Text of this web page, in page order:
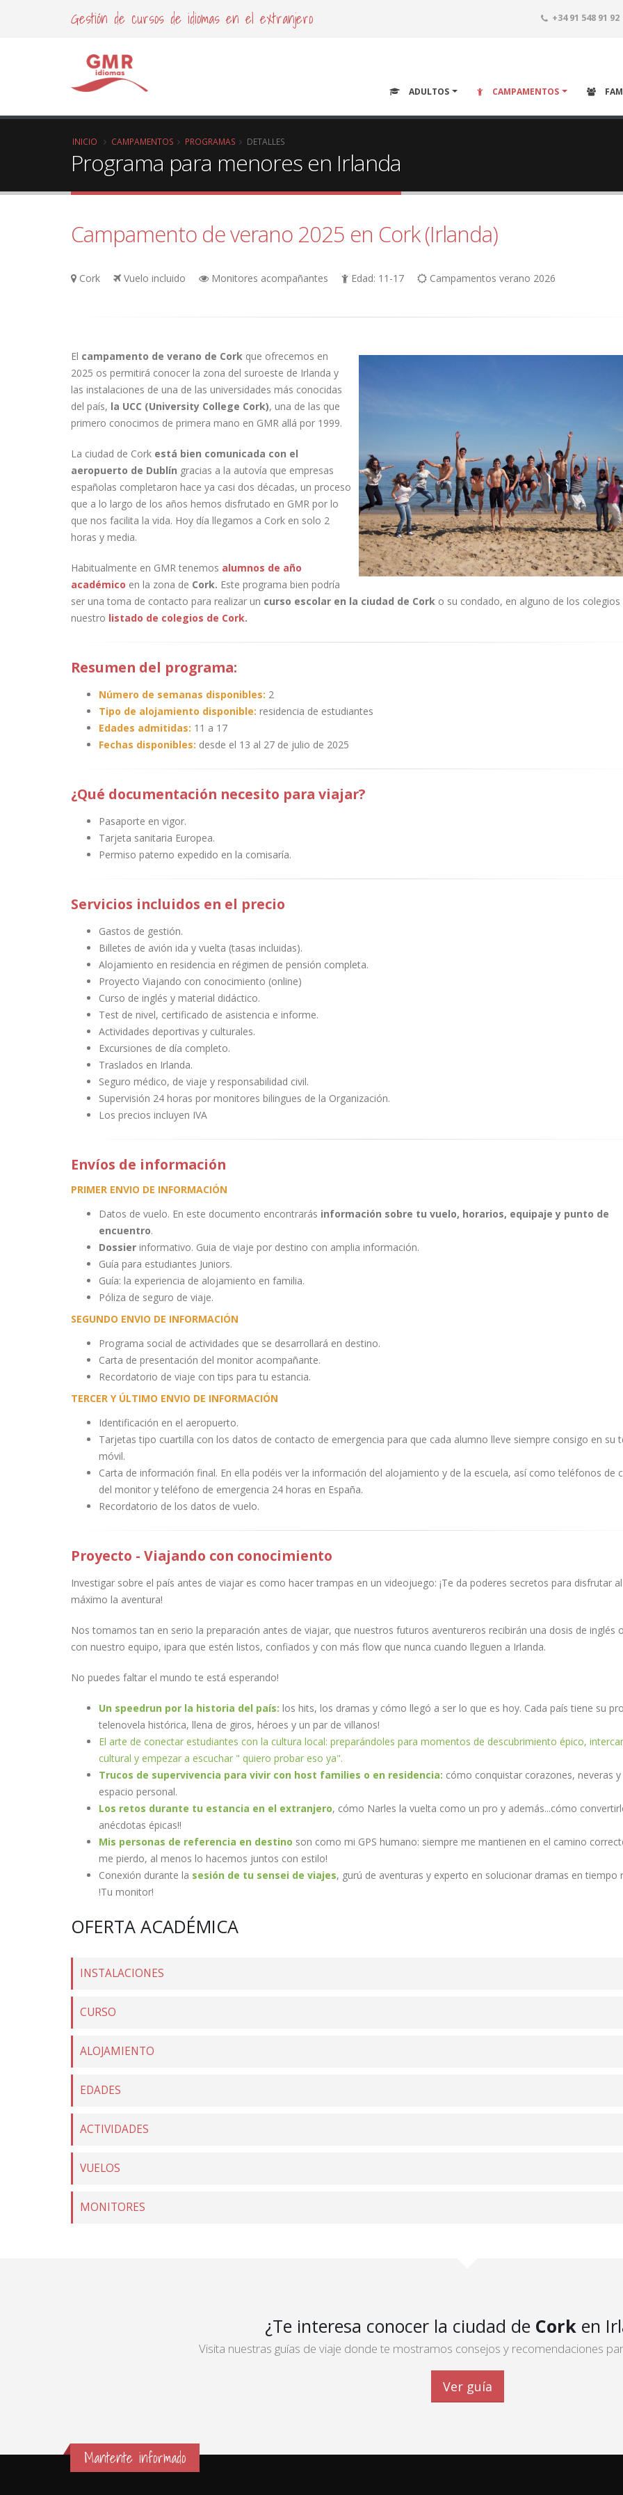
Gestión de cursos de idiomas en el extranjero +34 91 548 91 92
ADULTOS CAMPAMENTOS
INICIO CAMPAMENTOS PROGRAMAS DETALLES
Programa para menores en Irlanda
Campamento de verano 2025 en Cork (Irlanda)
Cork Vuelo incluido Monitores acompañantes Edad: 11-17 Campamentos verano 2026
El campamento de verano de Cork que ofrecemos en
2025 os permitirá conocer la zona del suroeste de Irlanda y
las instalaciones de una de las universidades más conocidas
del país, la UCC (University College Cork), una de las que
primero conocimos de primera mano en GMR allá por 1999.
La ciudad de Cork está bien comunicada con el
aeropuerto de Dublín gracias a la autovía que empresas
españolas completaron hace ya casi dos décadas, un proceso
que a lo largo de los años hemos disfrutado en GMR por lo
que nos facilita la vida. Hoy día llegamos a Cork en solo 2
horas y media.
Habitualmente en GMR tenemos alumnos de año
académico en la zona de Cork. Este programa bien podría
ser una toma de contacto para realizar un curso escolar en la ciudad de Cork o su condado, en alguno de los colegios
nuestro listado de colegios de Cork.
Resumen del programa:
Número de semanas disponibles: 2
Tipo de alojamiento disponible: residencia de estudiantes
Edades admitidas: 11 a 17
Fechas disponibles: desde el 13 al 27 de julio de 2025
¿Qué documentación necesito para viajar?
Pasaporte en vigor.
Tarjeta sanitaria Europea.
Permiso paterno expedido en la comisaría.
Servicios incluidos en el precio
Gastos de gestión.
Billetes de avión ida y vuelta (tasas incluidas).
Alojamiento en residencia en régimen de pensión completa.
Proyecto Viajando con conocimiento (online)
Curso de inglés y material didáctico.
Test de nivel, certificado de asistencia e informe.
Actividades deportivas y culturales.
Excursiones de día completo.
Traslados en Irlanda.
Seguro médico, de viaje y responsabilidad civil.
Supervisión 24 horas por monitores bilingues de la Organización.
Los precios incluyen IVA
Envíos de información
PRIMER ENVIO DE INFORMACIÓN
Datos de vuelo. En este documento encontrarás información sobre tu vuelo, horarios, equipaje y punto de
encuentro.
Dossier informativo. Guia de viaje por destino con amplia información.
Guía para estudiantes Juniors.
Guía: la experiencia de alojamiento en familia.
Póliza de seguro de viaje.
SEGUNDO ENVIO DE INFORMACIÓN
Programa social de actividades que se desarrollará en destino.
Carta de presentación del monitor acompañante.
Recordatorio de viaje con tips para tu estancia.
TERCER Y ÚLTIMO ENVIO DE INFORMACIÓN
Identificación en el aeropuerto.
Tarjetas tipo cuartilla con los datos de contacto de emergencia para que cada alumno lleve siempre consigo en su
móvil.
Carta de información final. En ella podéis ver la información del alojamiento y de la escuela, así como teléfonos de
del monitor y teléfono de emergencia 24 horas en España.
Recordatorio de los datos de vuelo.
Proyecto - Viajando con conocimiento
Investigar sobre el país antes de viajar es como hacer trampas en un videojuego: ¡Te da poderes secretos para disfrutar al
máximo la aventura!
Nos tomamos tan en serio la preparación antes de viajar, que nuestros futuros aventureros recibirán una dosis de inglés
con nuestro equipo, ipara que estén listos, confiados y con más flow que nunca cuando lleguen a Irlanda.
No puedes faltar el mundo te está esperando!
Un speedrun por la historia del país: los hits, los dramas y cómo llegó a ser lo que es hoy. Cada país tiene su
telenovela histórica, llena de giros, héroes y un par de villanos!
El arte de conectar estudiantes con la cultura local: preparándoles para momentos de descubrimiento épico,
cultural y empezar a escuchar " quiero probar eso ya".
Trucos de supervivencia para vivir con host families o en residencia: cómo conquistar corazones, neveras y
espacio personal.
Los retos durante tu estancia en el extranjero, cómo Narles la vuelta como un pro y además...cómo
anécdotas épicas!!
Mis personas de referencia en destino son como mi GPS humano: siempre me mantienen en el camino
me pierdo, al menos lo hacemos juntos con estilo!
Conexión durante la sesión de tu sensei de viajes, gurú de aventuras y experto en solucionar dramas en tiempo
!Tu monitor!
OFERTA ACADÉMICA
INSTALACIONES
CURSO
ALOJAMIENTO
EDADES
ACTIVIDADES
VUELOS
MONITORES
¿Te interesa conocer la ciudad de Cork en
Visita nuestras guías de viaje donde te mostramos consejos y recomendaciones
Ver guía
Mantente informado